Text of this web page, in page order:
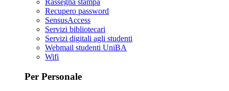
Rassegna stampa
Recupero password
SensusAccess
Servizi bibliotecari
Servizi digitali agli studenti
Webmail studenti UniBA
Wifi
Per Personale